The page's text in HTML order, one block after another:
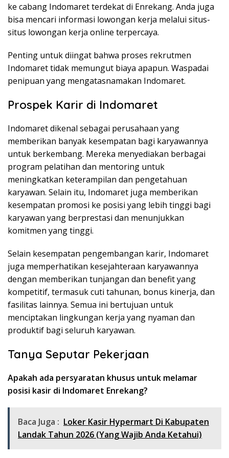
ke cabang Indomaret terdekat di Enrekang. Anda juga
bisa mencari informasi lowongan kerja melalui situs-
situs lowongan kerja online terpercaya.
Penting untuk diingat bahwa proses rekrutmen
Indomaret tidak memungut biaya apapun. Waspadai
penipuan yang mengatasnamakan Indomaret.
Prospek Karir di Indomaret
Indomaret dikenal sebagai perusahaan yang
memberikan banyak kesempatan bagi karyawannya
untuk berkembang. Mereka menyediakan berbagai
program pelatihan dan mentoring untuk
meningkatkan keterampilan dan pengetahuan
karyawan. Selain itu, Indomaret juga memberikan
kesempatan promosi ke posisi yang lebih tinggi bagi
karyawan yang berprestasi dan menunjukkan
komitmen yang tinggi.
Selain kesempatan pengembangan karir, Indomaret
juga memperhatikan kesejahteraan karyawannya
dengan memberikan tunjangan dan benefit yang
kompetitif, termasuk cuti tahunan, bonus kinerja, dan
fasilitas lainnya. Semua ini bertujuan untuk
menciptakan lingkungan kerja yang nyaman dan
produktif bagi seluruh karyawan.
Tanya Seputar Pekerjaan
Apakah ada persyaratan khusus untuk melamar
posisi kasir di Indomaret Enrekang?
Baca Juga : Loker Kasir Hypermart Di Kabupaten
Landak Tahun 2026 (Yang Wajib Anda Ketahui)